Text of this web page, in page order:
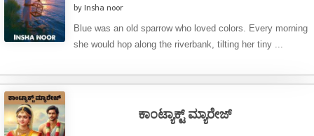
by Insha noor
Blue was an old sparrow who loved colors. Every morning
she would hop along the riverbank, tilting her tiny ...
ಕಾಂಟ್ಯಾಕ್ಟ್ ಮ್ಯಾರೇಜ್